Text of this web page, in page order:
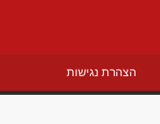
הצהרת נגישות